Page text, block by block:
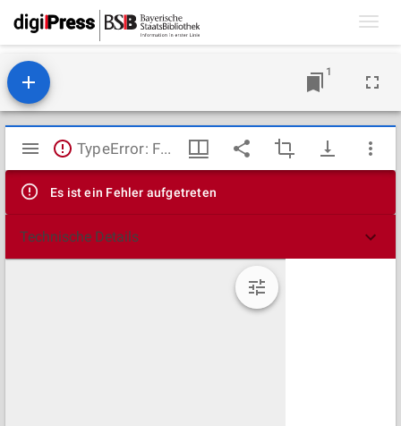
1
Mirador
Viewer
TypeError: Failed to fetch
Es ist ein Fehler aufgetreten
Technische Details